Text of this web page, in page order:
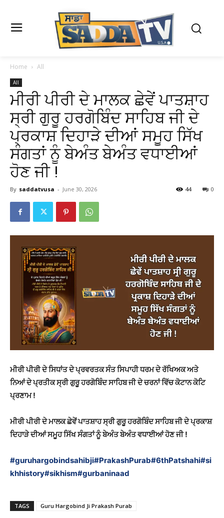
Home All
All
ਮੀਰੀ ਪੀਰੀ ਦੇ ਮਾਲਕ ਛੇਵੇਂ ਪਾਤਸ਼ਾਹ
ਸ੍ਰੀ ਗੁਰੂ ਹਰਗੋਬਿੰਦ ਸਾਹਿਬ ਜੀ ਦੇ
ਪ੍ਰਕਾਸ਼ ਦਿਹਾੜੇ ਦੀਆਂ ਸਮੂਹ ਸਿੱਖ
ਸੰਗਤਾਂ ਨੂੰ ਬੇਅੰਤ ਬੇਅੰਤ ਵਧਾਈਆਂ
ਹੋਣ ਜੀ !
By saddatvusa - June 30, 2026 0
44
ਮੀਰੀ ਪੀਰੀ ਦੇ ਸਿਧਾਂਤ ਦੇ ਪ੍ਰਵਰਤਕ ਸੰਤ ਸਿਪਾਹੀ ਧਰਮ ਦੇ ਰੱਖਿਅਕ ਅਤੇ
ਨਿਆਂ ਦੇ ਪ੍ਰਤੀਕ ਸ੍ਰੀ ਗੁਰੂ ਹਰਗੋਬਿੰਦ ਸਾਹਿਬ ਜੀ ਦੇ ਚਰਨਾਂ ਵਿੱਚ ਕੋਟਾਨ ਕੋਟਿ
ਪ੍ਰਣਾਮ !
ਮੀਰੀ ਪੀਰੀ ਦੇ ਮਾਲਕ ਛੇਵੇਂ ਪਾਤਸ਼ਾਹ ਸ੍ਰੀ ਗੁਰੂ ਹਰਗੋਬਿੰਦ ਸਾਹਿਬ ਜੀ ਦੇ ਪ੍ਰਕਾਸ਼
ਦਿਹਾੜੇ ਦੀਆਂ ਸਮੂਹ ਸਿੱਖ ਸੰਗਤਾਂ ਨੂੰ ਬੇਅੰਤ ਬੇਅੰਤ ਵਧਾਈਆਂ ਹੋਣ ਜੀ !
#guruhargobindsahibji#PrakashPurab#6thPatshahi#si
khhistory#sikhism#gurbaninaad
TAGS Guru Hargobind Ji Prakash Purab